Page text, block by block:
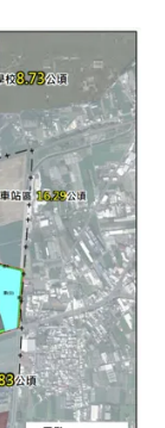
東的環境條件
焦點。不但環
當地青年也指
不該以城市的
東之名再探人
為環島，範圍
、台東縣並銜
通部拍板延伸
宜蘭新站共
島僅